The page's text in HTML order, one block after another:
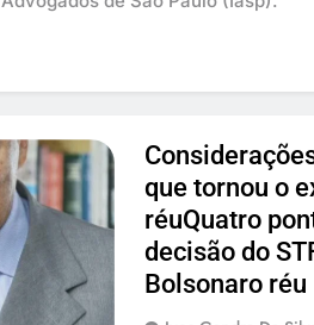
que tornou o
réuQuatro
decisão do
Bolsonaro réu